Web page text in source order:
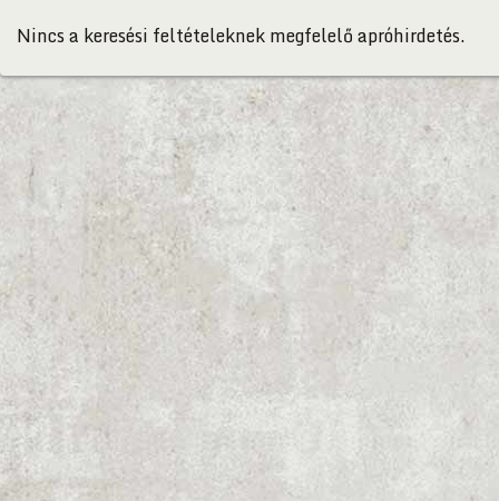
Nincs a keresési feltételeknek megfelelő apróhirdetés.